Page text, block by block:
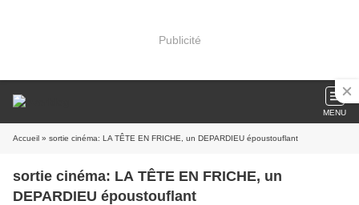
Publicité
MENU
Accueil » sortie cinéma: LA TÊTE EN FRICHE, un DEPARDIEU époustouflant
sortie cinéma: LA TÊTE EN FRICHE, un
DEPARDIEU époustouflant